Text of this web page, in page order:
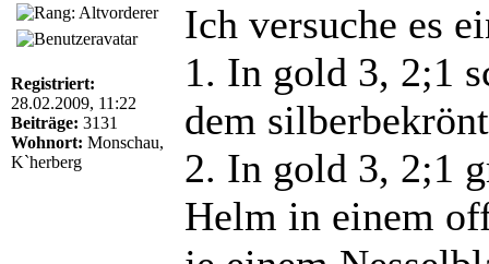
Registriert:
28.02.2009, 11:22
Beiträge: 3131
Wohnort: Monschau,
K`herberg
Ich versuche es
1. In gold 3, 2;1
dem
2. In gold 3, 2;1
Helm in einem